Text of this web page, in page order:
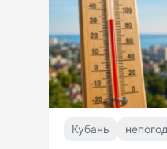
Кубань